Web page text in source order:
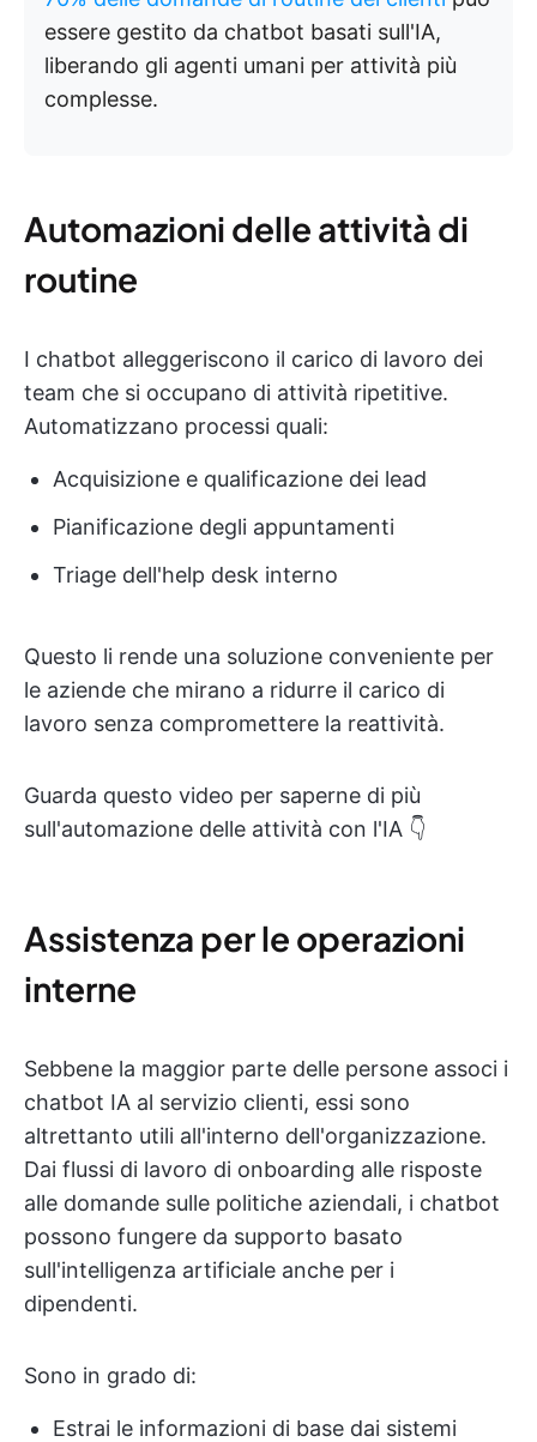
essere gestito da chatbot basati sull'IA,
liberando gli agenti umani per attività più
complesse.
Automazioni delle attività di
routine
I chatbot alleggeriscono il carico di lavoro dei
team che si occupano di attività ripetitive.
Automatizzano processi quali:
Acquisizione e qualificazione dei lead
Pianificazione degli appuntamenti
Triage dell'help desk interno
Questo li rende una soluzione conveniente per
le aziende che mirano a ridurre il carico di
lavoro senza compromettere la reattività.
Guarda questo video per saperne di più
sull'automazione delle attività con l'IA 👇
Assistenza per le operazioni
interne
Sebbene la maggior parte delle persone associ i
chatbot IA al servizio clienti, essi sono
altrettanto utili all'interno dell'organizzazione.
Dai flussi di lavoro di onboarding alle risposte
alle domande sulle politiche aziendali, i chatbot
possono fungere da supporto basato
sull'intelligenza artificiale anche per i
dipendenti.
Sono in grado di:
Estrai le informazioni di base dai sistemi